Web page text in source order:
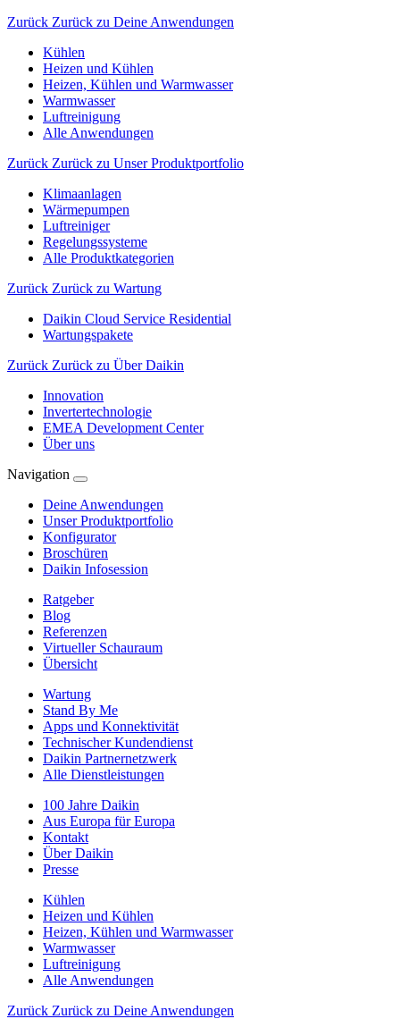
Zurück Zurück zu Deine Anwendungen
Kühlen
Heizen und Kühlen
Heizen, Kühlen und Warmwasser
Warmwasser
Luftreinigung
Alle Anwendungen
Zurück Zurück zu Unser Produktportfolio
Klimaanlagen
Wärmepumpen
Luftreiniger
Regelungssysteme
Alle Produktkategorien
Zurück Zurück zu Wartung
Daikin Cloud Service Residential
Wartungspakete
Zurück Zurück zu Über Daikin
Innovation
Invertertechnologie
EMEA Development Center
Über uns
Navigation
Deine Anwendungen
Unser Produktportfolio
Konfigurator
Broschüren
Daikin Infosession
Ratgeber
Blog
Referenzen
Virtueller Schauraum
Übersicht
Wartung
Stand By Me
Apps und Konnektivität
Technischer Kundendienst
Daikin Partnernetzwerk
Alle Dienstleistungen
100 Jahre Daikin
Aus Europa für Europa
Kontakt
Über Daikin
Presse
Kühlen
Heizen und Kühlen
Heizen, Kühlen und Warmwasser
Warmwasser
Luftreinigung
Alle Anwendungen
Zurück Zurück zu Deine Anwendungen